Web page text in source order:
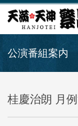
公演番組案内
桂慶治朗 月